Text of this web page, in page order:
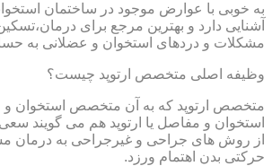
به خوبی با عوارض موجود در ساختمان
آشنایی دارد و بهترین مرجع برای
مشکلات و دردهای استخوان و عضلانی به
وظیفه اصلی متخصص ارتوپد چیست؟
متخصص ارتوپد که به آن متخصص استخوان و
استخوان و مفاصل یا ارتوپد هم می گویند سعی
از روش های جراحی و غیرجراحی به درمان
حرکتی بدن اهتمام ورزد.